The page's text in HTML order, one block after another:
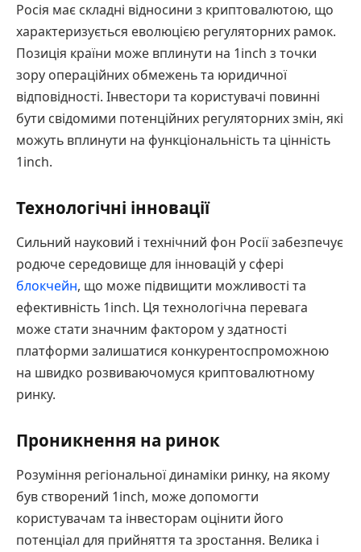
Росія має складні відносини з криптовалютою, що
характеризується еволюцією регуляторних рамок.
Позиція країни може вплинути на 1inch з точки
зору операційних обмежень та юридичної
відповідності. Інвестори та користувачі повинні
бути свідомими потенційних регуляторних змін, які
можуть вплинути на функціональність та цінність
1inch.
Технологічні інновації
Сильний науковий і технічний фон Росії забезпечує
родюче середовище для інновацій у сфері
блокчейн, що може підвищити можливості та
ефективність 1inch. Ця технологічна перевага
може стати значним фактором у здатності
платформи залишатися конкурентоспроможною
на швидко розвиваючомуся криптовалютному
ринку.
Проникнення на ринок
Розуміння регіональної динаміки ринку, на якому
був створений 1inch, може допомогти
користувачам та інвесторам оцінити його
потенціал для прийняття та зростання. Велика і